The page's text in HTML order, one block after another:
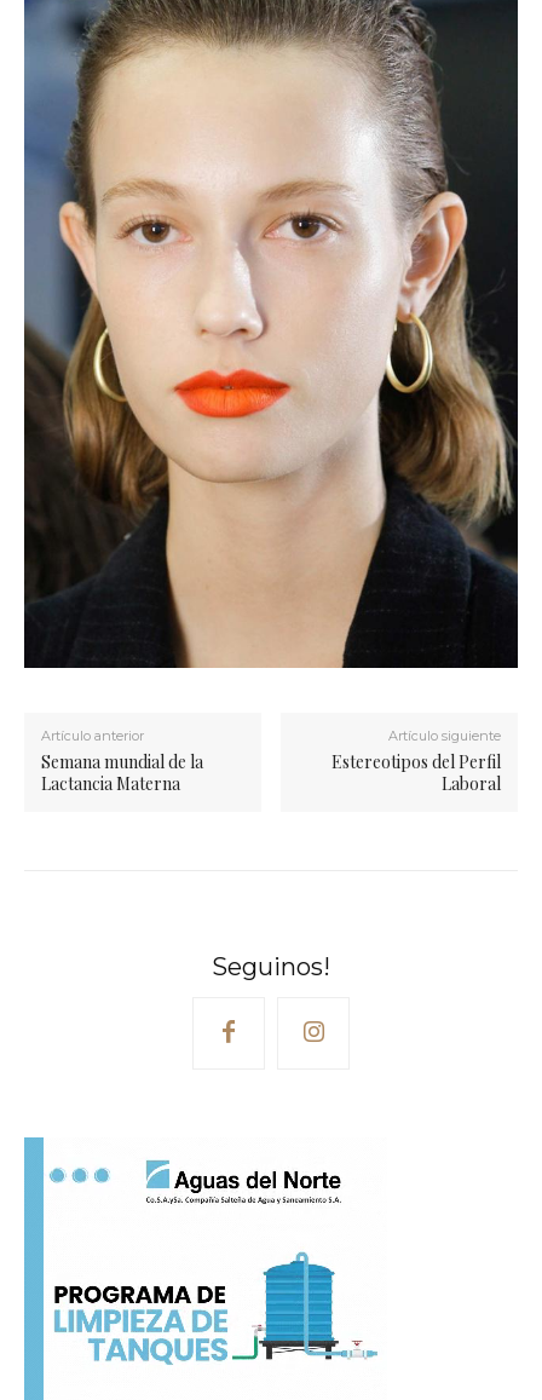
Artículo anterior
Semana mundial de la
Lactancia Materna
Artículo siguiente
Estereotipos del Perfil
Laboral
Seguinos!